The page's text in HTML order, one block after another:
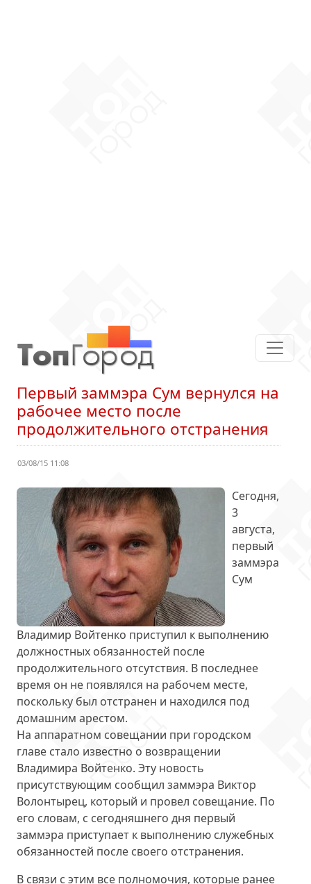
Первый заммэра Сум вернулся на
рабочее место после
продолжительного отстранения
03/08/15 11:08
Сегодня,
3
августа,
первый
заммэра
Сум
Владимир Войтенко приступил к выполнению
должностных обязанностей после
продолжительного отсутствия. В последнее
время он не появлялся на рабочем месте,
поскольку был отстранен и находился под
домашним арестом.
На аппаратном совещании при городском
главе стало известно о возвращении
Владимира Войтенко. Эту новость
присутствующим сообщил заммэра Виктор
Волонтырец, который и провел совещание. По
его словам, с сегодняшнего дня первый
заммэра приступает к выполнению служебных
обязанностей после своего отстранения.
В связи с этим все полномочия, которые ранее